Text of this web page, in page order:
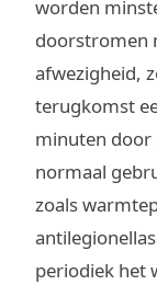
worden
doorstromen
afwezigheid,
terugkomst
minuten door
normaal
zoals
periodiek het